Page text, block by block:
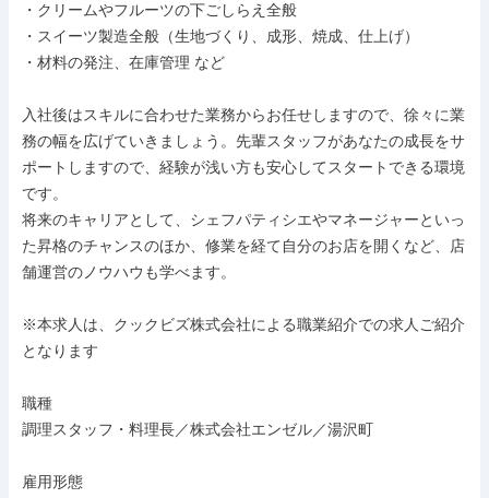
・クリームやフルーツの下ごしらえ全般
・スイーツ製造全般（生地づくり、成形、焼成、仕上げ）
・材料の発注、在庫管理 など
入社後はスキルに合わせた業務からお任せしますので、徐々に業
務の幅を広げていきましょう。先輩スタッフがあなたの成長をサ
ポートしますので、経験が浅い方も安心してスタートできる環境
です。
将来のキャリアとして、シェフパティシエやマネージャーといっ
た昇格のチャンスのほか、修業を経て自分のお店を開くなど、店
舗運営のノウハウも学べます。
※本求人は、クックビズ株式会社による職業紹介での求人ご紹介
となります
職種
調理スタッフ・料理長／株式会社エンゼル／湯沢町
雇用形態